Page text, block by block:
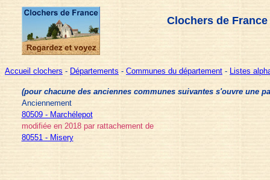
Clochers de
Accueil clochers - Départements - Communes du département - Listes
(pour chacune des anciennes communes suivantes s'ouvre une
Anciennement
80509 - Marchélepot
modifiée en 2018 par rattachement de
80551 - Misery